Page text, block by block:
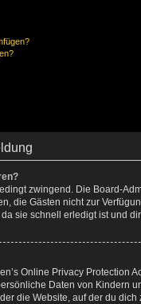
zwingend. Die Board-
die Gästen nicht zur
sie schnell erledigt ist und
Online Privacy Protection
Daten von Kindern
die Website, auf der du